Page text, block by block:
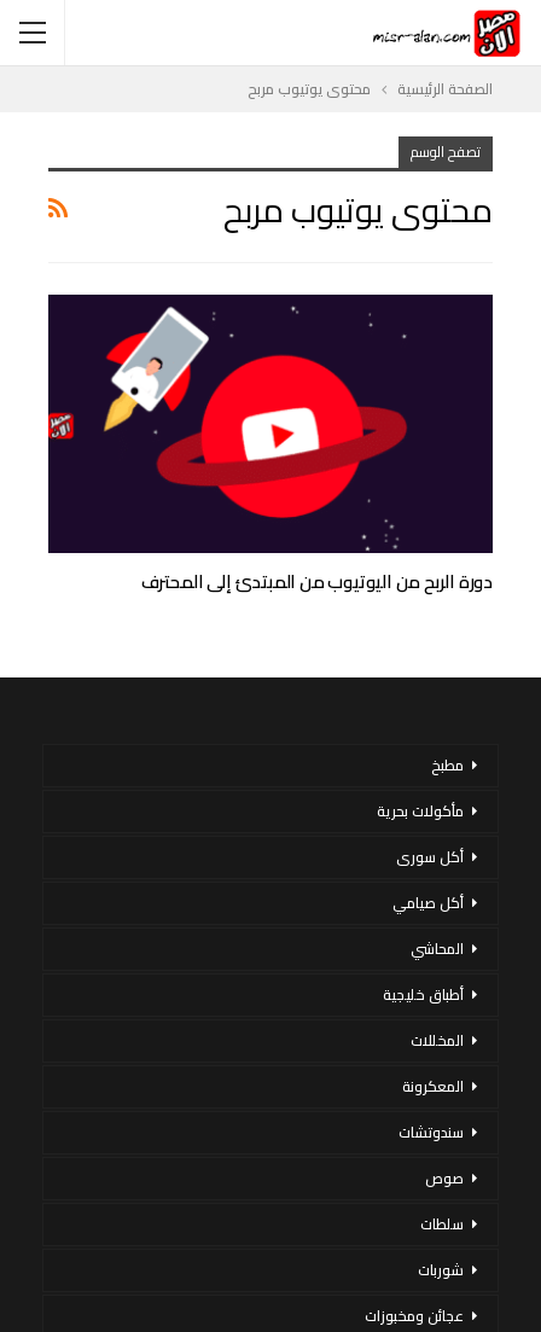
الصفحة الرئيسية محتوى يوتيوب مربح
تصفح الوسم
محتوى يوتيوب مربح
دورة الربح من اليوتيوب من المبتدئ إلى المحترف
مطبخ
مأكولات بحرية
أكل سورى
أكل صيامي
المحاشي
أطباق خليجية
المخللات
المعكرونة
سندوتشات
صوص
سلطات
شوربات
عجائن ومخبوزات